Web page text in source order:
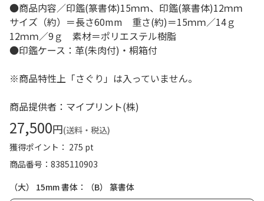
●商品内容／印鑑(篆書体)15ｍｍ、印鑑(篆書体)12ｍｍ
サイズ（約）＝長さ60mm 重さ(約)＝15ｍｍ／14ｇ
12ｍｍ／9ｇ 素材＝ポリエステル樹脂
●印鑑ケース：革(朱肉付)・桐箱付
※商品特性上「さぐり」は入っていません。
商品提供者：マイプリント(株)
27,500円(送料・税込)
獲得ポイント： 275 pt
商品番号
8385110903
（大） 15mm 書体：（B） 篆書体